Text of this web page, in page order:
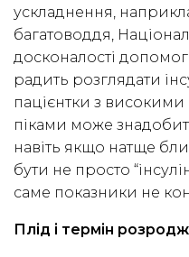
ускладнення,
багатоводдя,
досконалості
радить розглядати
пацієнтки з
піками може
навіть якщо натще
бути не просто
саме показники не
Плід і термін